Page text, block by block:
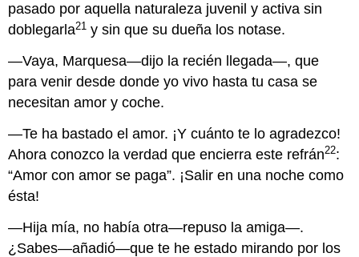
pasado por aquella naturaleza juvenil y activa sin
doblegarla21 y sin que su dueña los notase.
—Vaya, Marquesa—dijo la recién llegada—, que
para venir desde donde yo vivo hasta tu casa se
necesitan amor y coche.
—Te ha bastado el amor. ¡Y cuánto te lo agradezco!
Ahora conozco la verdad que encierra este refrán22:
“Amor con amor se paga”. ¡Salir en una noche como
ésta!
—Hija mía, no había otra—repuso la amiga—.
¿Sabes—añadió—que te he estado mirando por los